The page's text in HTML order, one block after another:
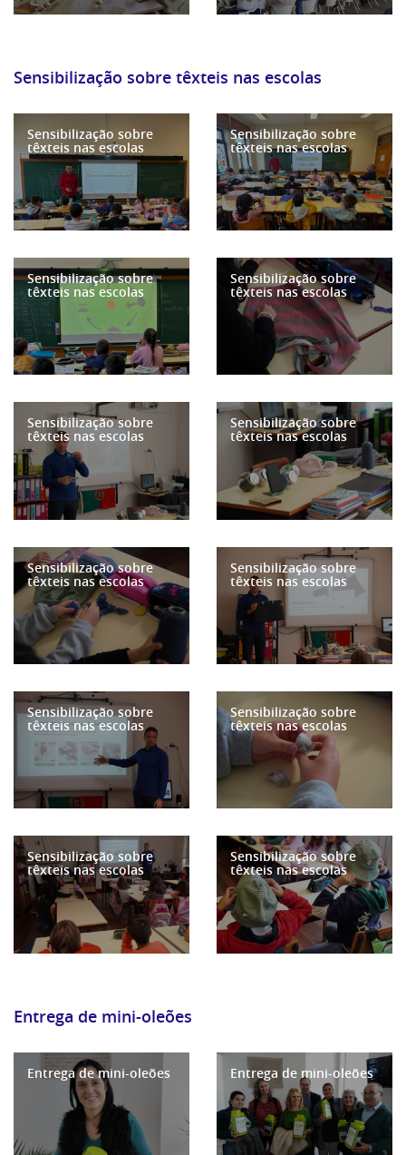
Sensibilização sobre têxteis nas escolas
Sensibilização sobre
têxteis nas escolas
Sensibilização sobre
têxteis nas escolas
Sensibilização sobre
têxteis nas escolas
Sensibilização sobre
têxteis nas escolas
Sensibilização sobre
têxteis nas escolas
Sensibilização sobre
têxteis nas escolas
Sensibilização sobre
têxteis nas escolas
Sensibilização sobre
têxteis nas escolas
Sensibilização sobre
têxteis nas escolas
Sensibilização sobre
têxteis nas escolas
Sensibilização sobre
têxteis nas escolas
Sensibilização sobre
têxteis nas escolas
Entrega de mini-oleões
Entrega de mini-oleões Entrega de mini-oleões